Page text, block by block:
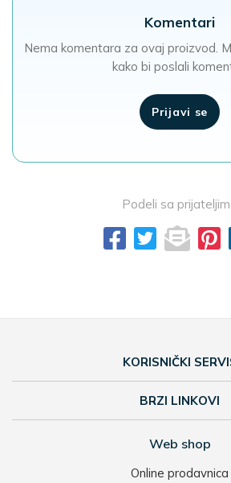
Komentari
Nema komentara za ovaj proizvod.
kako bi poslali
Prijavi se
Podeli sa
KORISNIČKI
BRZI LINKOVI
Web shop
Online prodavnica